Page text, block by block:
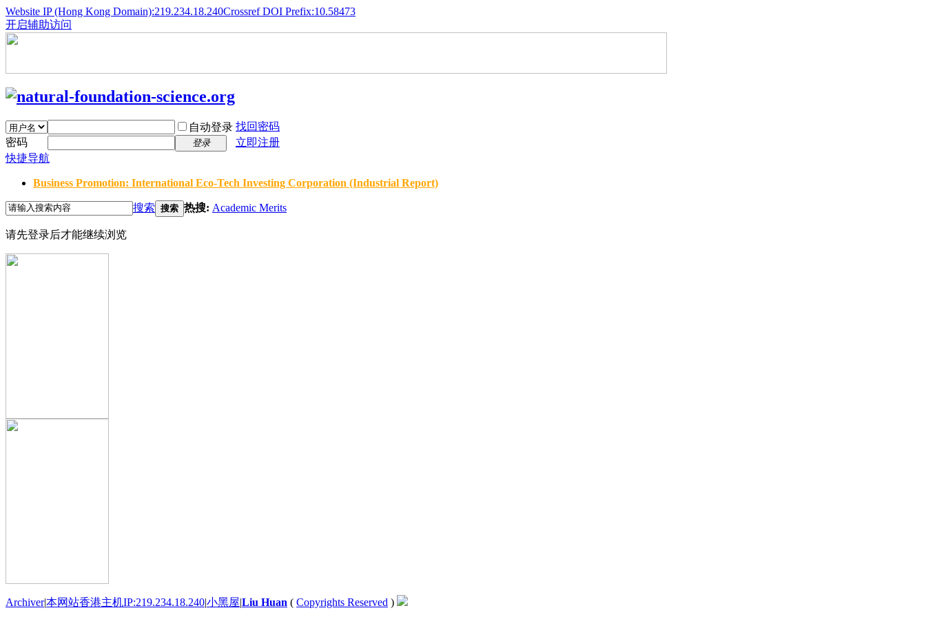
Website IP (Hong Kong Domain):219.234.18.240Crossref DOI Prefix:10.58473
开启辅助访问
自动登录 找回密码
密码
登录
立即注册
快捷导航
Business Promotion: International Eco-Tech Investing Corporation (Industrial Report)
搜索 搜索 热搜: Academic Merits
请先登录后才能继续浏览
Archiver|本网站香港主机IP:219.234.18.240|小黑屋|Liu Huan ( Copyrights Reserved )